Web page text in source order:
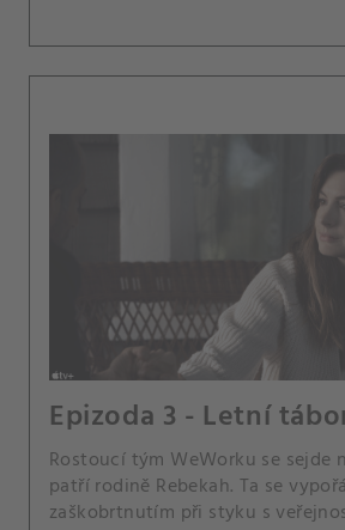
Epizoda 3 - Letní
Rostoucí tým WeWorku se sejde
patří rodině Rebekah. Ta se
zaškobrtnutím při styku s